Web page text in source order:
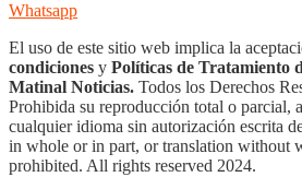
Whatsapp
El uso de este sitio web implica la
condiciones y Políticas de Tratamiento
Matinal Noticias. Todos los Derechos
Prohibida su reproducción total o parcial,
cualquier idioma sin autorización escrita
in whole or in part, or translation without
prohibited. All rights reserved 2024.